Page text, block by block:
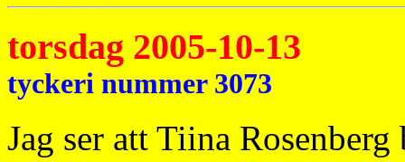
torsdag 2005-10-13
tyckeri nummer 3073
Jag ser att Tiina